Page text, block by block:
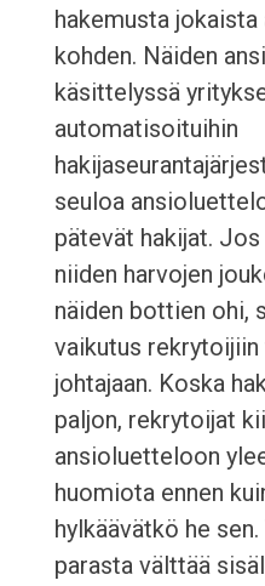
hakemusta
kohden. Näiden
käsittelyssä
automatisoituihin
seuloa
pätevät hakijat.
niiden harvojen
näiden bottien ohi,
vaikutus rekrytoijiin
johtajaan. Koska
paljon, rekrytoijat
ansioluetteloon
huomiota ennen
hylkäävätkö he
parasta välttää